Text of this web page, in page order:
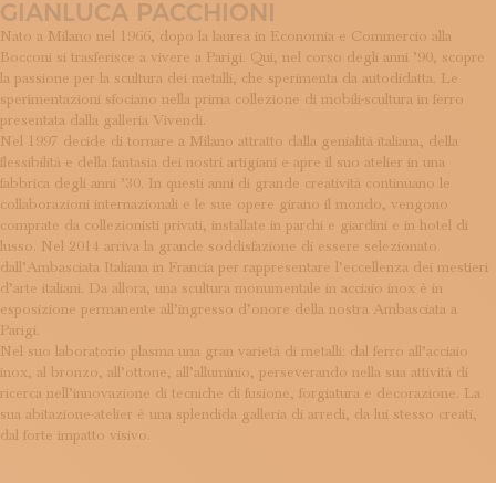
Bam
Design
GIANLUCA PACCHIONI
Nato a Milano nel 1966, dopo la laurea in Economia e Commercio alla
Bocconi si trasferisce a vivere a Parigi. Qui, nel corso degli anni ’90, scopre
la passione per la scultura dei metalli, che sperimenta da autodidatta. Le
sperimentazioni sfociano nella prima collezione di mobili-scultura in ferro
presentata dalla galleria Vivendi.
Nel 1997 decide di tornare a Milano attratto dalla genialità italiana, della
flessibilità e della fantasia dei nostri artigiani e apre il suo atelier in una
fabbrica degli anni ’30. In questi anni di grande creatività continuano le
collaborazioni internazionali e le sue opere girano il mondo, vengono
comprate da collezionisti privati, installate in parchi e giardini e in hotel di
lusso. Nel 2014 arriva la grande soddisfazione di essere selezionato
dall’Ambasciata Italiana in Francia per rappresentare l’eccellenza dei mestieri
d’arte italiani. Da allora, una scultura monumentale in acciaio inox è in
esposizione permanente all’ingresso d’onore della nostra Ambasciata a
Parigi.
Nel suo laboratorio plasma una gran varietà di metalli: dal ferro all’acciaio
inox, al bronzo, all’ottone, all’alluminio, perseverando nella sua attività di
ricerca nell’innovazione di tecniche di fusione, forgiatura e decorazione. La
sua abitazione-atelier è una splendida galleria di arredi, da lui stesso creati,
dal forte impatto visivo.